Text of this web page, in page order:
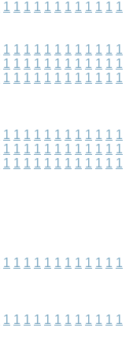
1 1 1 1 1 1 1 1 1 1 1 1
1 1 1 1 1 1 1 1 1 1 1 1
1 1 1 1 1 1 1 1 1 1 1 1
1 1 1 1 1 1 1 1 1 1 1 1
1 1 1 1 1 1 1 1 1 1 1 1
1 1 1 1 1 1 1 1 1 1 1 1
1 1 1 1 1 1 1 1 1 1 1 1
1 1 1 1 1 1 1 1 1 1 1 1
1 1 1 1 1 1 1 1 1 1 1 1